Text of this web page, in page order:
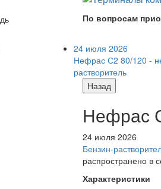
По вопросам
24 июля 2026
Нефрас С2 80/120 -
растворитель
Назад
Нефрас
24 июля 2026
Бензин-
распространено в
Характеристики